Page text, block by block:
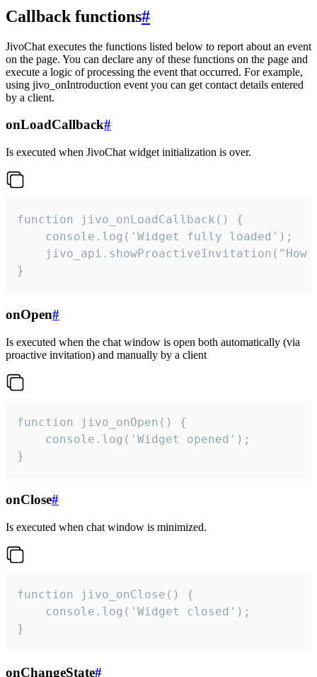
Callback functions#
JivoChat executes the functions listed below to report about an event
on the page. You can declare any of these functions on the page and
execute a logic of processing the event that occurred. For example,
using jivo_onIntroduction event you can get contact details entered
by a client.
onLoadCallback#
Is executed when JivoChat widget initialization is over.
function jivo_onLoadCallback() {
    console.log('Widget fully loaded');
jivo_api.showProactiveInvitation("How
}
onOpen#
Is executed when the chat window is open both automatically (via
proactive invitation) and manually by a client
function jivo_onOpen() {
    console.log('Widget opened');
}
onClose#
Is executed when chat window is minimized.
function jivo_onClose() {
    console.log('Widget closed');
}
onChangeState#